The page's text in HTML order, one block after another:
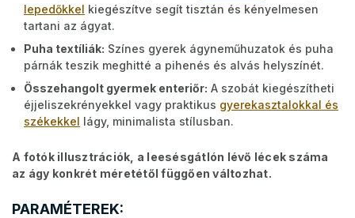
lepedőkkel kiegészítve segít tisztán és kényelmesen
tartani az ágyat.
Puha textíliák: Színes gyerek ágyneműhuzatok és puha
párnák teszik meghitté a pihenés és alvás helyszínét.
Összehangolt gyermek enteriőr: A szobát kiegészítheti
éjjeliszekrényekkel vagy praktikus gyerekasztalokkal és
székekkel lágy, minimalista stílusban.
A fotók illusztrációk, a leesésgátlón lévő lécek száma
az ágy konkrét méretétől függően változhat.
PARAMÉTEREK: